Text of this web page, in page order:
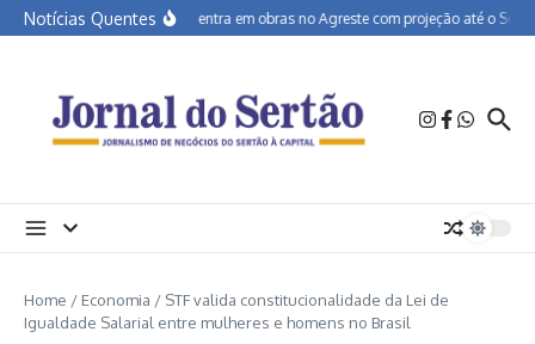
Ir para o conteúdo
Notícias QuentesBR-232 entra em obras no Agreste com projeção até o Sertão
Home / Economia / STF valida constitucionalidade da Lei de
Igualdade Salarial entre mulheres e homens no Brasil